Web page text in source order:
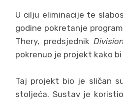
U cilju eliminacije te
godine pokretanje
Thery, predsjednik
pokrenuo je projekt kako
Taj projekt bio je sličan
stoljeća. Sustav je